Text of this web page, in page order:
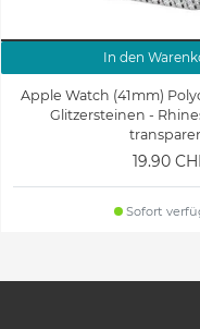
In den
Apple Watch (41mm)
Glitzersteinen -
19.90
Sofort